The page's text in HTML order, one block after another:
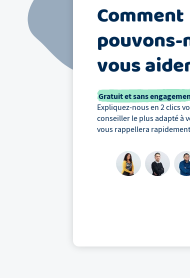
Comment
pouvons-
vous
Gratuit et sans
Expliquez-nous en 2 clics
conseiller le plus adapté à
vous rappellera